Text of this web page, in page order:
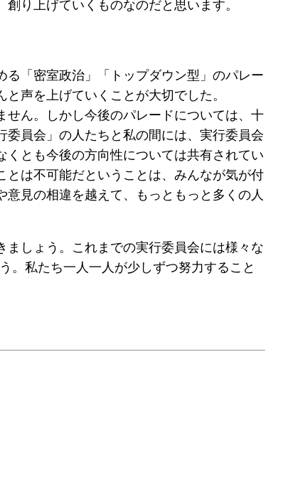
り上げていくものなのだと思います。
「密室政治」「トップダウン型」のパレー
声を上げていくことが大切でした。
ん。しかし今後のパレードについては、十
員会」の人たちと私の間には、実行委員会
とも今後の方向性については共有されてい
は不可能だということは、みんなが気が付
見の相違を越えて、もっともっと多くの人
しょう。これまでの実行委員会には様々な
。私たち一人一人が少しずつ努力すること